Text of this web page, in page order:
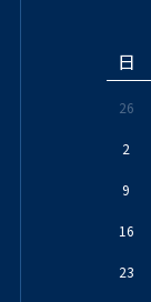
日
26
2
9
16
23